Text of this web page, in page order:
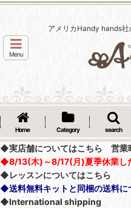
アメリカHandy hands社
Menu
Home Category search
◆実店舗についてはこちら 営業
◆8/13(木)～8/17(月)夏季休業し
◆レッスンについてはこちら
◆送料無料キットと同梱の送料に
◆International shipping